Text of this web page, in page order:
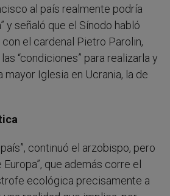
al país realmente podría
y señaló que el Sínodo habló
el cardenal Pietro Parolin,
“condiciones” para realizarla y
mayor Iglesia en Ucrania, la de
continuó el arzobispo, pero
que además corre el
ecológica precisamente a